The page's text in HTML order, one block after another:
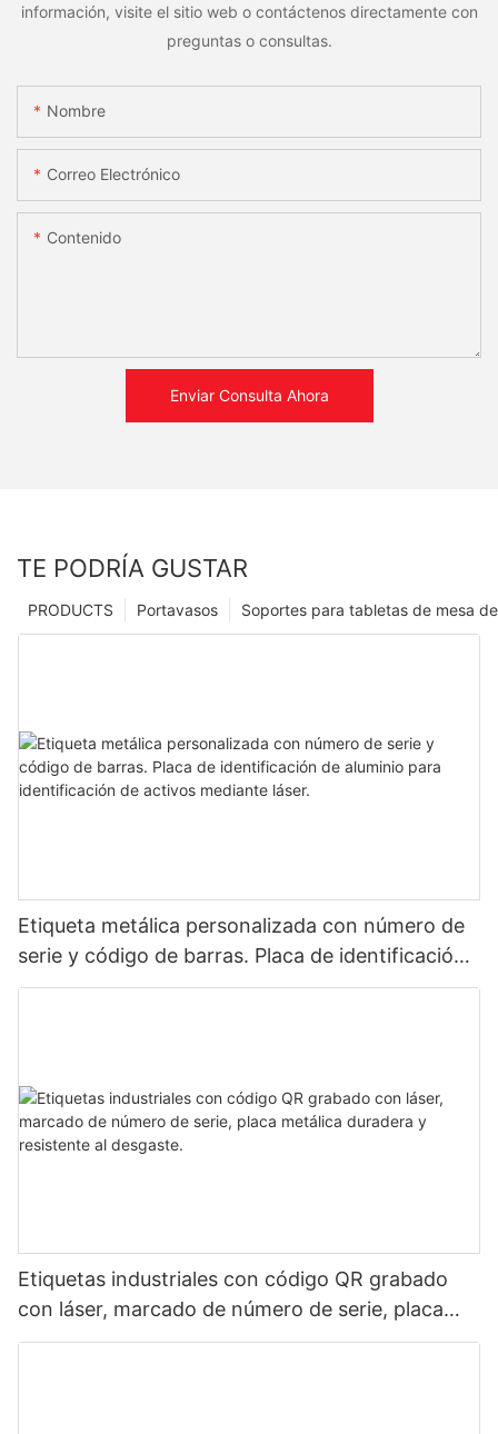
información, visite el sitio web o contáctenos directamente con
preguntas o consultas.
Nombre
Correo Electrónico
Contenido
Enviar Consulta Ahora
TE PODRÍA GUSTAR
Soportes para tabletas de mesa
Portavasos
PRODUCTS
Etiqueta metálica personalizada con número de
serie y código de barras. Placa de identificación
de aluminio para identificación de activos
Etiquetas industriales con código QR grabado
con láser, marcado de número de serie, placa
metálica duradera y resistente al desgaste.